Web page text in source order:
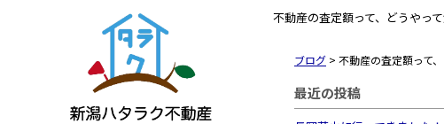
不動産の査定額って、どうやっ
ブログ > 不動産の査定額って
最近の投稿